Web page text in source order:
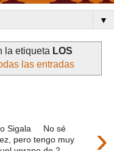
▼
la etiqueta LOS
las entradas
›
Sigala No sé
pero tengo muy